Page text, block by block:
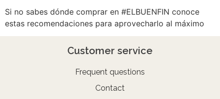
Si no sabes dónde comprar en #ELBUENFIN conoce
estas recomendaciones para aprovecharlo al máximo
Customer service
Frequent questions
Contact